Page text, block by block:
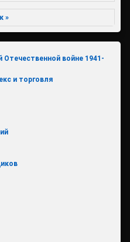
»
войне 1941-
и торговля